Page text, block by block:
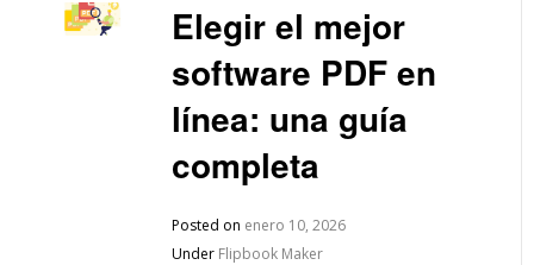
Elegir el mejor
software PDF en
línea: una guía
completa
Posted on enero 10, 2026
Under Flipbook Maker